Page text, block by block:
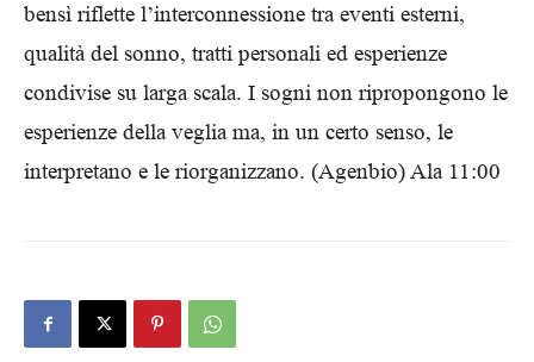
bensì riflette l’interconnessione tra eventi esterni,
qualità del sonno, tratti personali ed esperienze
condivise su larga scala. I sogni non ripropongono le
esperienze della veglia ma, in un certo senso, le
interpretano e le riorganizzano. (Agenbio) Ala 11:00